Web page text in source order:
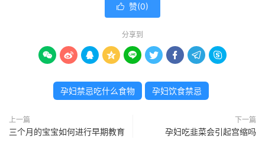
 赞(0)
分享到
        
孕妇禁忌吃什么食物 孕妇饮食禁忌
上一篇
三个月的宝宝如何进行早期教育
下一篇
孕妇吃韭菜会引起宫缩吗